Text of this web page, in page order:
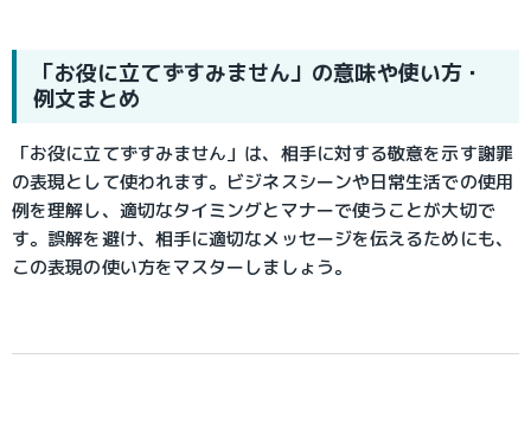
「お役に立てずすみません」の意味や使い方・
例文まとめ
「お役に立てずすみません」は、相手に対する敬意を示す謝罪
の表現として使われます。ビジネスシーンや日常生活での使用
例を理解し、適切なタイミングとマナーで使うことが大切で
す。誤解を避け、相手に適切なメッセージを伝えるためにも、
この表現の使い方をマスターしましょう。